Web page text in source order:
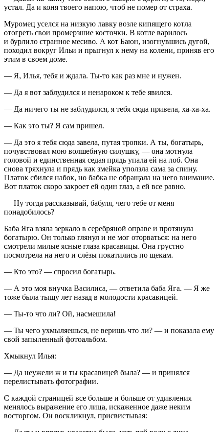
устал. Да и коня твоего напою, чтоб не помер от страха.
Муромец уселся на низкую лавку возле кипящего котла
отогреть свои промерзшие косточки. В котле варилось
и бурлило странное месиво. А кот Баюн, изогнувшись дугой,
походил вокруг Ильи и прыгнул к нему на колени, приняв его
этим в своем доме.
— Я, Илья, тебя и ждала. Ты-то как раз мне и нужен.
— Да я вот заблудился и ненароком к тебе явился.
— Да ничего ты не заблудился, я тебя сюда привела, ха-ха-ха.
— Как это ты? Я сам пришел.
— Да это я тебя сюда завела, путая тропки. А ты, богатырь,
почувствовал мою волшебную силушку, — она мотнула
головой и единственная седая прядь упала ей на лоб. Она
снова тряхнула и прядь как змейка уползла сама за спину.
Платок сбился набок, но бабка не обращала на него внимание.
Вот платок скоро закроет ей один глаз, а ей все равно.
— Ну тогда рассказывай, бабуля, чего тебе от меня
понадобилось?
Баба Яга взяла зеркало в серебряной оправе и протянула
богатырю. Он только глянул и не мог оторваться: на него
смотрели милые ясные глаза красавицы. Она грустно
посмотрела на него и слёзы покатились по щекам.
— Кто это? — спросил богатырь.
— А это моя внучка Василиса, — ответила баба Яга. — Я же
тоже была тыщу лет назад в молодости красавицей.
— Ты-то что ли? Ой, насмешила!
— Ты чего ухмыляешься, не веришь что ли? — и показала ему
свой запыленный фотоальбом.
Хмыкнул Илья:
— Да неужели ж и ты красавицей была? — и принялся
перелистывать фотографии.
С каждой страницей все больше и больше от удивления
менялось выражение его лица, искаженное даже неким
восторгом. Он воскликнул, присвистывая: